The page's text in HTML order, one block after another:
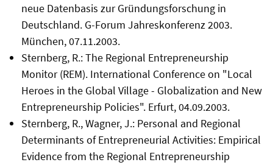
neue Datenbasis zur Gründungsforschung in
Deutschland. G-Forum Jahreskonferenz 2003.
München, 07.11.2003.
Sternberg, R.: The Regional Entrepreneurship
Monitor (REM). International Conference on "Local
Heroes in the Global Village - Globalization and New
Entrepreneurship Policies". Erfurt, 04.09.2003.
Sternberg, R., Wagner, J.: Personal and Regional
Determinants of Entrepreneurial Activities: Empirical
Evidence from the Regional Entrepreneurship